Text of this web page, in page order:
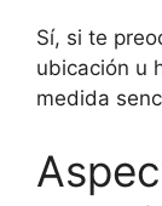
Sí, si te
ubicación u
medida